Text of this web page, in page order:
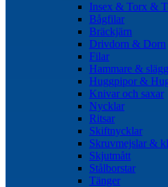
Insex & Torx &
Bågfilar
Bräckjärn
Drivdorn & Dorn
Filar
Hammare &
Huggpipor &
Knivar och saxar
Nycklar
Ritsar
Skiftnycklar
Skruvmejslar &
Skjutmått
Stålborstar
Tänger